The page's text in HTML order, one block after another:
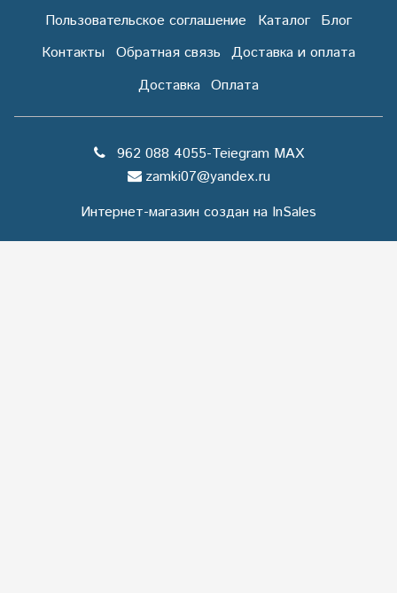
Пользовательское соглашение
Каталог Блог
Контакты Обратная связь Доставка и оплата
Доставка Оплата
962 088 4055-Teiegram МАХ
zamki07@yandex.ru
Интернет-магазин создан на InSales